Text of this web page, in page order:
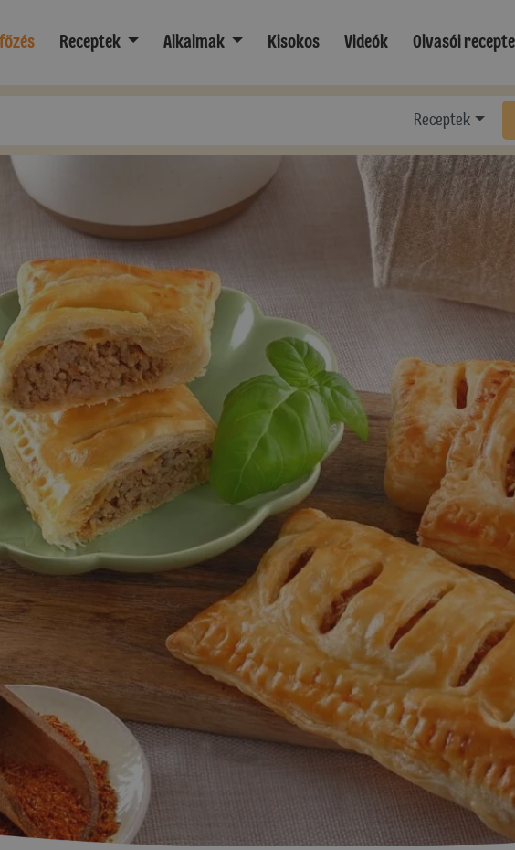
Receptek Alkalmak Kisokos Videók Olvasói
Receptek